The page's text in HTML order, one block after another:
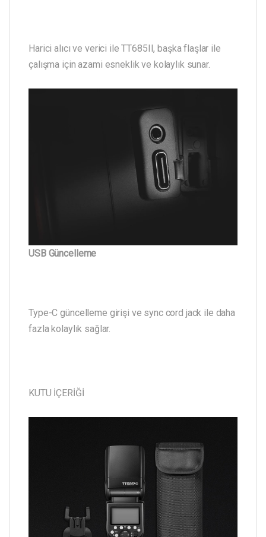
Harici alıcı ve verici ile TT685II, başka flaşlar ile
çalışma için azami esneklik ve kolaylık sunar.
USB Güncelleme
Type-C güncelleme girişi ve sync cord jack ile daha
fazla kolaylık sağlar.
KUTU İÇERİĞİ